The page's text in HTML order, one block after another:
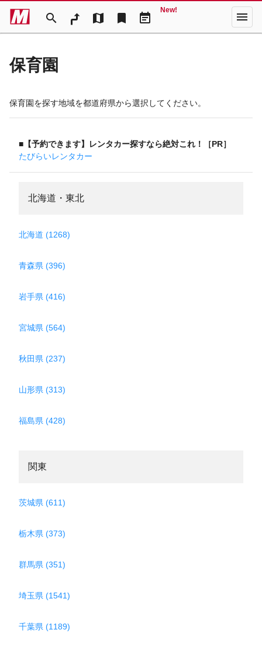
search map bookmark event_note
New! menu
保育園
保育園を探す地域を都道府県から選択してください。
■【予約できます】レンタカー探すなら絶対これ！［PR］
たびらいレンタカー
北海道・東北
北海道 (1268)
青森県 (396)
岩手県 (416)
宮城県 (564)
秋田県 (237)
山形県 (313)
福島県 (428)
関東
茨城県 (611)
栃木県 (373)
群馬県 (351)
埼玉県 (1541)
千葉県 (1189)